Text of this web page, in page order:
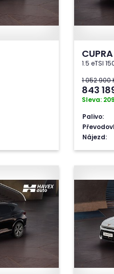
1.5 eTSI
1 052 900
843
Sleva:
Palivo:
Nájezd: